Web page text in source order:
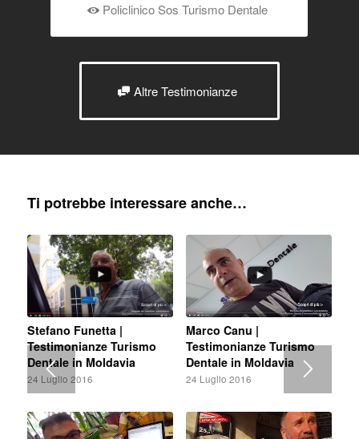
Policlinico Sos Turismo Dentale
Altre Testimonianze
Ti potrebbe interessare anche…
Stefano Funetta |
Testimonianze Turismo
Dentale in Moldavia
24 Luglio 2016
Marco Canu |
Testimonianze Turismo
Dentale in Moldavia
24 Luglio 2016